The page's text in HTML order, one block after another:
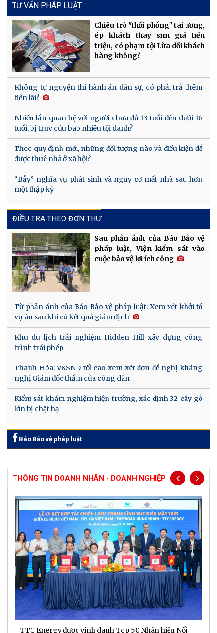
TƯ VẤN PHÁP LUẬT
Chiêu trò "thổi phồng" tai ương,
ép khách thay sim giá tiền
triệu, có phạm tội Lừa dối khách
hàng không?
Không tự nguyện thi hành án dân sự, có phải trả thêm
tiền lãi?
Nhiều lần quan hệ với người chưa đủ 13 tuổi đến dưới 16
tuổi, bị truy cứu bao nhiêu tội danh?
Theo quy định mới, những đối tượng nào và điều kiện để
được thuê nhà ở xã hội?
“Bẫy” nghĩa vụ phát sinh và nguy cơ mất nhà sau hơn
một thập kỷ
ĐIỀU TRA THEO ĐƠN THƯ
Sau phản ánh của Báo Bảo vệ
pháp luật, Viện kiểm sát vào
cuộc bảo vệ lợi ích công
Từ phản ánh của Báo Bảo vệ pháp luật: Xem xét khởi tố
vụ án sau khi có kết quả giám định
Khu du lịch trải nghiệm Hidden Hill xây dựng công
trình trái phép
Thanh Hóa: VKSND tối cao xem xét đơn đề nghị kháng
nghị Giám đốc thẩm của công dân
Kiểm sát khám nghiệm hiện trường, xác định 32 cây gỗ
lớn bị chặt hạ
Báo Bảo vệ pháp luật
THÔNG TIN DOANH NHÂN - DOANH NGHIỆP
TTC Energy được vinh danh Top 50 Nhãn hiệu Nổi